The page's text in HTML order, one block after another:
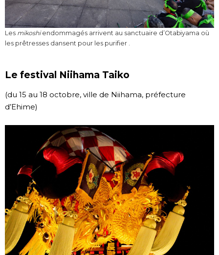
Les mikoshiendommagés arrivent au sanctuaire d’Otabiyama où
les prêtresses dansent pour les purifier .
Le festival Niihama Taiko
(du 15 au 18 octobre, ville de Niihama, préfecture
d’Ehime)